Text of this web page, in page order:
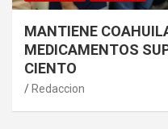
MANTIENE
MEDICAMENTOS
CIENTO
Redaccion